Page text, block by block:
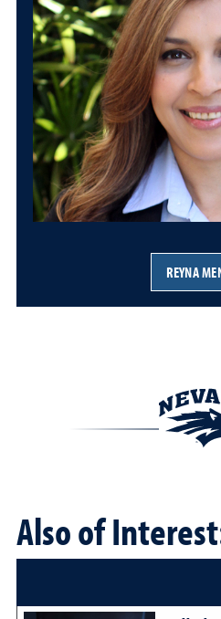
REYNA
Also of